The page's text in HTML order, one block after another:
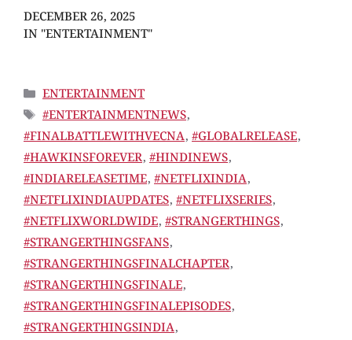
DECEMBER 26, 2025
IN "ENTERTAINMENT"
CATEGORIES
ENTERTAINMENT
TAGS
#ENTERTAINMENTNEWS,
#FINALBATTLEWITHVECNA, #GLOBALRELEASE,
#HAWKINSFOREVER, #HINDINEWS,
#INDIARELEASETIME, #NETFLIXINDIA,
#NETFLIXINDIAUPDATES, #NETFLIXSERIES,
#NETFLIXWORLDWIDE, #STRANGERTHINGS,
#STRANGERTHINGSFANS,
#STRANGERTHINGSFINALCHAPTER,
#STRANGERTHINGSFINALE,
#STRANGERTHINGSFINALEPISODES,
#STRANGERTHINGSINDIA,